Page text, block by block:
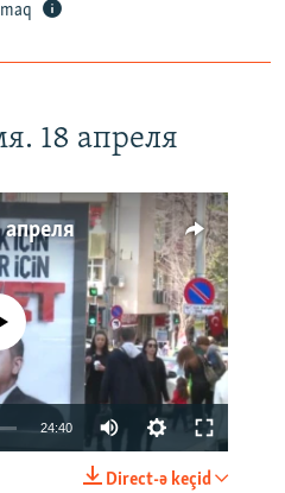
18 апреля
available
24:40
Direct-ə keçid